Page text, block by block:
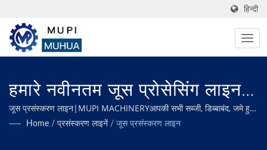
हिन्दी
हमारे नवीनतम जूस प्रोसेसिंग लाइन
उपकरण की खोज करें, जो गुणवत्ता में
उत्कृष्टता प्राप्त करने वाले पेशेवरों के
जूस प्रसंस्करण लाइन|MUPI MACHINERYआपकी सभी सब्जी, डिब्बाबंद, जमे हुए,
तले हुए, सूखे और निर्जलित खाद्य प्रसंस्करण आवश्यकताओं को पूरा करने के लिए
Home / प्रसंस्करण लाइनें / जूस प्रसंस्करण लाइन